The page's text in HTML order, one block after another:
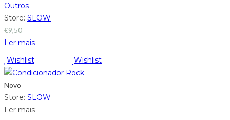
Outros
Store: SLOW
€9,50
Ler mais
Wishlist
Wishlist
Novo
Store: SLOW
Ler mais